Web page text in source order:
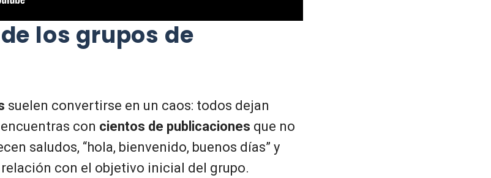
los grupos de
suelen convertirse en un caos: todos dejan
con cientos de publicaciones que no
saludos, “hola, bienvenido, buenos días” y
con el objetivo inicial del grupo.